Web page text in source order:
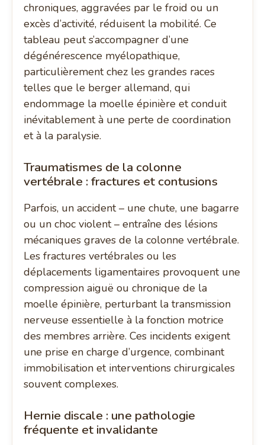
chroniques, aggravées par le froid ou un
excès d’activité, réduisent la mobilité. Ce
tableau peut s’accompagner d’une
dégénérescence myélopathique,
particulièrement chez les grandes races
telles que le berger allemand, qui
endommage la moelle épinière et conduit
inévitablement à une perte de coordination
et à la paralysie.
Traumatismes de la colonne
vertébrale : fractures et contusions
Parfois, un accident – une chute, une bagarre
ou un choc violent – entraîne des lésions
mécaniques graves de la colonne vertébrale.
Les fractures vertébrales ou les
déplacements ligamentaires provoquent une
compression aiguë ou chronique de la
moelle épinière, perturbant la transmission
nerveuse essentielle à la fonction motrice
des membres arrière. Ces incidents exigent
une prise en charge d’urgence, combinant
immobilisation et interventions chirurgicales
souvent complexes.
Hernie discale : une pathologie
fréquente et invalidante